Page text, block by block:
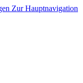
Zur Hauptnavigation